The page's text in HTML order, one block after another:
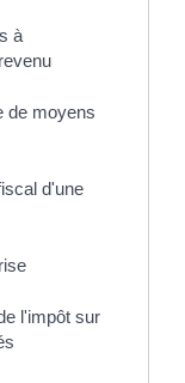
à
de moyens
d'une
l'impôt sur